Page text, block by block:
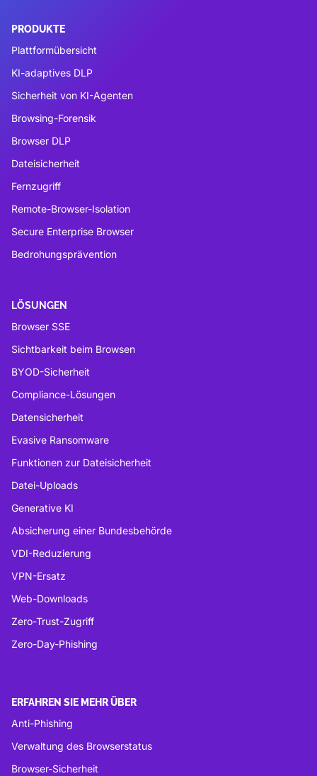
PRODUKTE
Plattformübersicht
KI-adaptives DLP
Sicherheit von KI-Agenten
Browsing-Forensik
Browser DLP
Dateisicherheit
Fernzugriff
Remote-Browser-Isolation
Secure Enterprise Browser
Bedrohungsprävention
LÖSUNGEN
Browser SSE
Sichtbarkeit beim Browsen
BYOD-Sicherheit
Compliance-Lösungen
Datensicherheit
Evasive Ransomware
Funktionen zur Dateisicherheit
Datei-Uploads
Generative KI
Absicherung einer Bundesbehörde
VDI-Reduzierung
VPN-Ersatz
Web-Downloads
Zero-Trust-Zugriff
Zero-Day-Phishing
ERFAHREN SIE MEHR ÜBER
Anti-Phishing
Verwaltung des Browserstatus
Browser-Sicherheit